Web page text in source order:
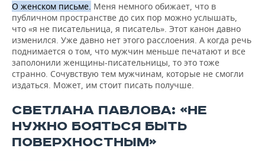
О женском письме. Меня немного обижает, что в
публичном пространстве до сих пор можно услышать,
что «я не писательница, я писатель». Этот канон давно
изменился. Уже давно нет этого расслоения. А когда речь
поднимается о том, что мужчин меньше печатают и все
заполонили женщины-писательницы, то это тоже
странно. Сочувствую тем мужчинам, которые не смогли
издаться. Может, им стоит писать получше.
СВЕТЛАНА ПАВЛОВА: «НЕ
НУЖНО БОЯТЬСЯ БЫТЬ
ПОВЕРХНОСТНЫМ»